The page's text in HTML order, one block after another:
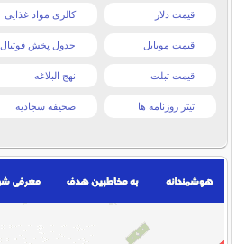
قیمت دلار کالری مواد غذایی
قیمت موبایل جدول پخش فوتبال
قیمت تبلت نهج البلاغه
تیتر روزنامه ها صحیفه سجادیه